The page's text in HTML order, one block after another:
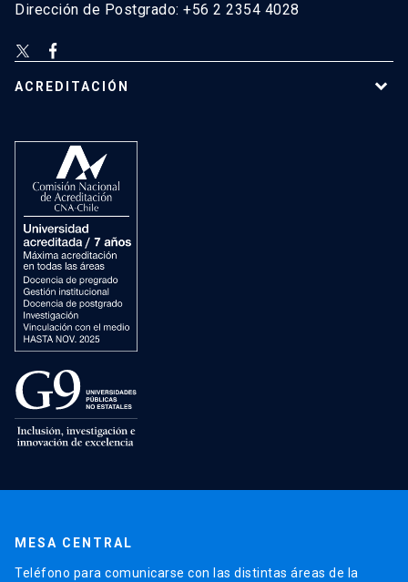
Dirección de Postgrado: +56 2 2354 4028
ACREDITACIÓN
MESA CENTRAL
Teléfono para comunicarse con las distintas áreas de la